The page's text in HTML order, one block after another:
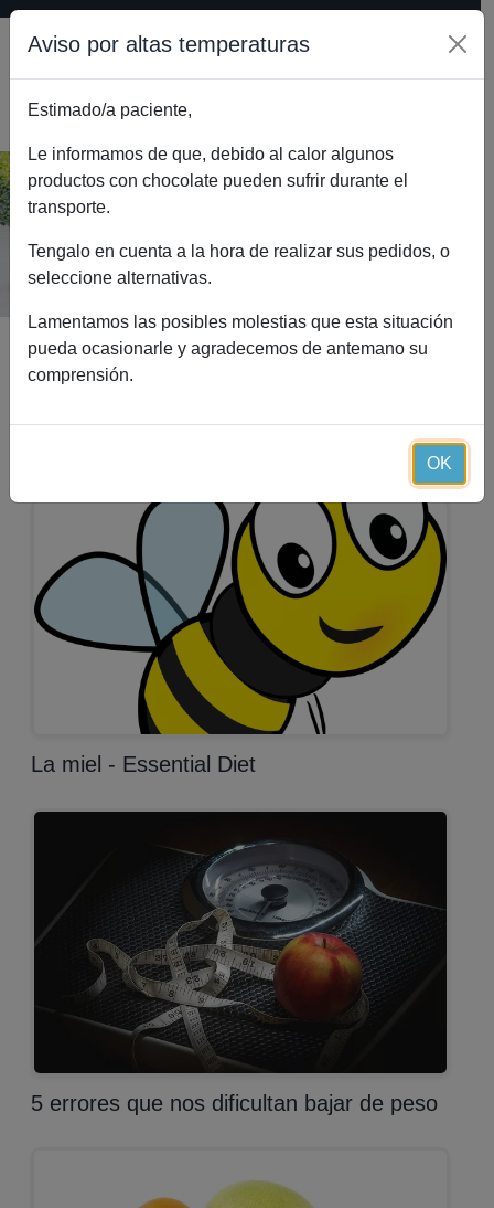
Inicio Blog La importancia de la vitamina D
El blog de referencia de la dieta
Essential Diet
La miel - Essential Diet
5 errores que nos dificultan bajar de peso
Aviso por altas temperaturas
Estimado/a paciente,
Le informamos de que, debido al calor algunos
productos con chocolate pueden sufrir durante el
transporte.
Tengalo en cuenta a la hora de realizar sus pedidos, o
seleccione alternativas.
Lamentamos las posibles molestias que esta situación
pueda ocasionarle y agradecemos de antemano su
comprensión.
OK